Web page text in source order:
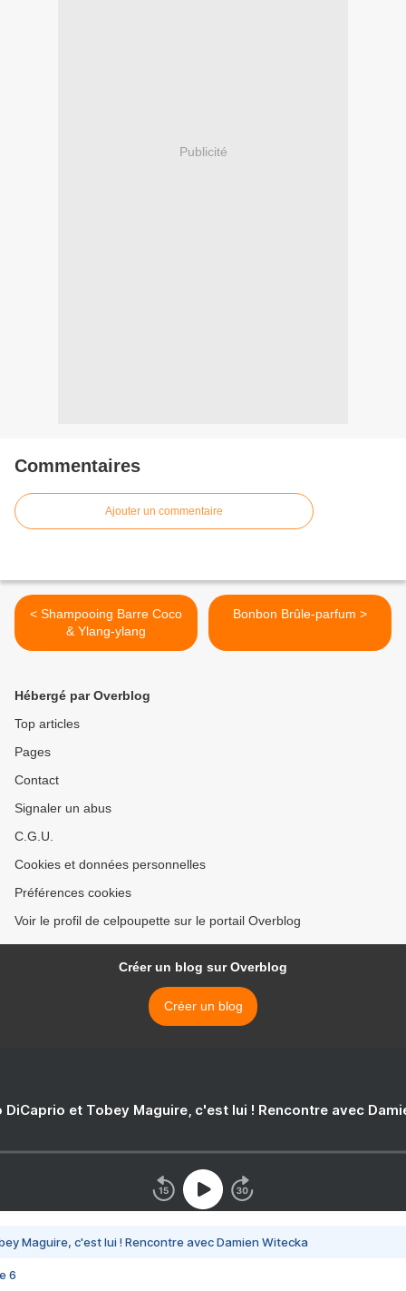
Publicité
Commentaires
Ajouter un commentaire
< Shampooing Barre Coco
& Ylang-ylang
Bonbon Brûle-parfum >
Hébergé par Overblog
Top articles
Pages
Contact
Signaler un abus
C.G.U.
Cookies et données personnelles
Préférences cookies
Voir le profil de celpoupette sur le portail Overblog
Créer un blog sur Overblog
Créer un blog
DiCaprio et Tobey Maguire, c'est lui ! Rencontre avec
Maguire, c'est lui ! Rencontre avec Damien Witecka
6